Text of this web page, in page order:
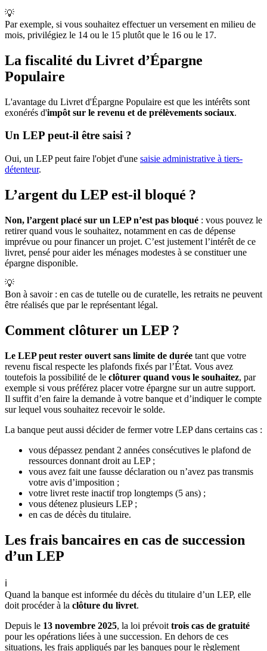
💡
Par exemple, si vous souhaitez effectuer un versement en milieu de
mois, privilégiez le 14 ou le 15 plutôt que le 16 ou le 17.
La fiscalité du Livret d’Épargne
Populaire
L'avantage du Livret d'Épargne Populaire est que les intérêts sont
exonérés d'impôt sur le revenu et de prélèvements sociaux.
Un LEP peut-il être saisi ?
Oui, un LEP peut faire l'objet d'une saisie administrative à tiers-
détenteur.
L’argent du LEP est-il bloqué ?
Non, l’argent placé sur un LEP n’est pas bloqué : vous pouvez le
retirer quand vous le souhaitez, notamment en cas de dépense
imprévue ou pour financer un projet. C’est justement l’intérêt de ce
livret, pensé pour aider les ménages modestes à se constituer une
épargne disponible.
💡
Bon à savoir : en cas de tutelle ou de curatelle, les retraits ne peuvent
être réalisés que par le représentant légal.
Comment clôturer un LEP ?
Le LEP peut rester ouvert sans limite de durée tant que votre
revenu fiscal respecte les plafonds fixés par l’État. Vous avez
toutefois la possibilité de le clôturer quand vous le souhaitez, par
exemple si vous préférez placer votre épargne sur un autre support.
Il suffit d’en faire la demande à votre banque et d’indiquer le compte
sur lequel vous souhaitez recevoir le solde.
La banque peut aussi décider de fermer votre LEP dans certains cas :
vous dépassez pendant 2 années consécutives le plafond de
ressources donnant droit au LEP ;
vous avez fait une fausse déclaration ou n’avez pas transmis
votre avis d’imposition ;
votre livret reste inactif trop longtemps (5 ans) ;
vous détenez plusieurs LEP ;
en cas de décès du titulaire.
Les frais bancaires en cas de succession
d’un LEP
ℹ️
Quand la banque est informée du décès du titulaire d’un LEP, elle
doit procéder à la clôture du livret.
Depuis le 13 novembre 2025, la loi prévoit trois cas de gratuité
pour les opérations liées à une succession. En dehors de ces
situations, les frais appliqués par les banques pour le règlement